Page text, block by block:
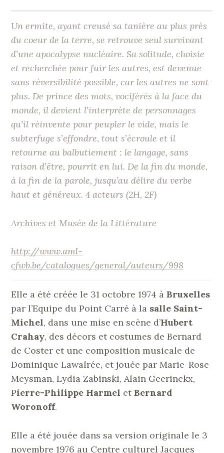
Un ermite, ayant creusé sa tanière au plus près
du coeur de la terre, se retrouve seul survivant
d’une apocalypse nucléaire. Sa solitude, choisie
et recherchée pour fuir les autres, est devenue
sans réversibilité possible, car les autres ne sont
plus. De prince des mots, vociférés à la face du
monde, il devient l’interprète de personnages
qu’il réinvente pour peupler le vide, mais le
subterfuge s’effondre, tout s’écroule et il
retourne au balbutiement : le langage, sans
raison d’être, pourrit en lui. De la fin du monde,
à la fin de la parole, jusqu’au délire du verbe
haut et généreux. 4 acteurs (2H, 2F)
Archives et Musée de la Littérature
http://www.aml-
cfwb.be/catalogues/general/auteurs/998
Elle a été créée le 31 octobre 1974 àBruxelles
par l’Equipe du Point Carré à la salle Saint-
Michel, dans une mise en scène d’Hubert
Crahay, des décors et costumes de Bernard
de Coster et une composition musicale de
Dominique Lawalrée, et jouée par Marie-Rose
Meysman, Lydia Zabinski, Alain Geerinckx,
Pierre-Philippe Harmel etBernard
Woronoff.
Elle a été jouée dans sa version originale le 3
novembre 1976 au Centre culturel Jacques